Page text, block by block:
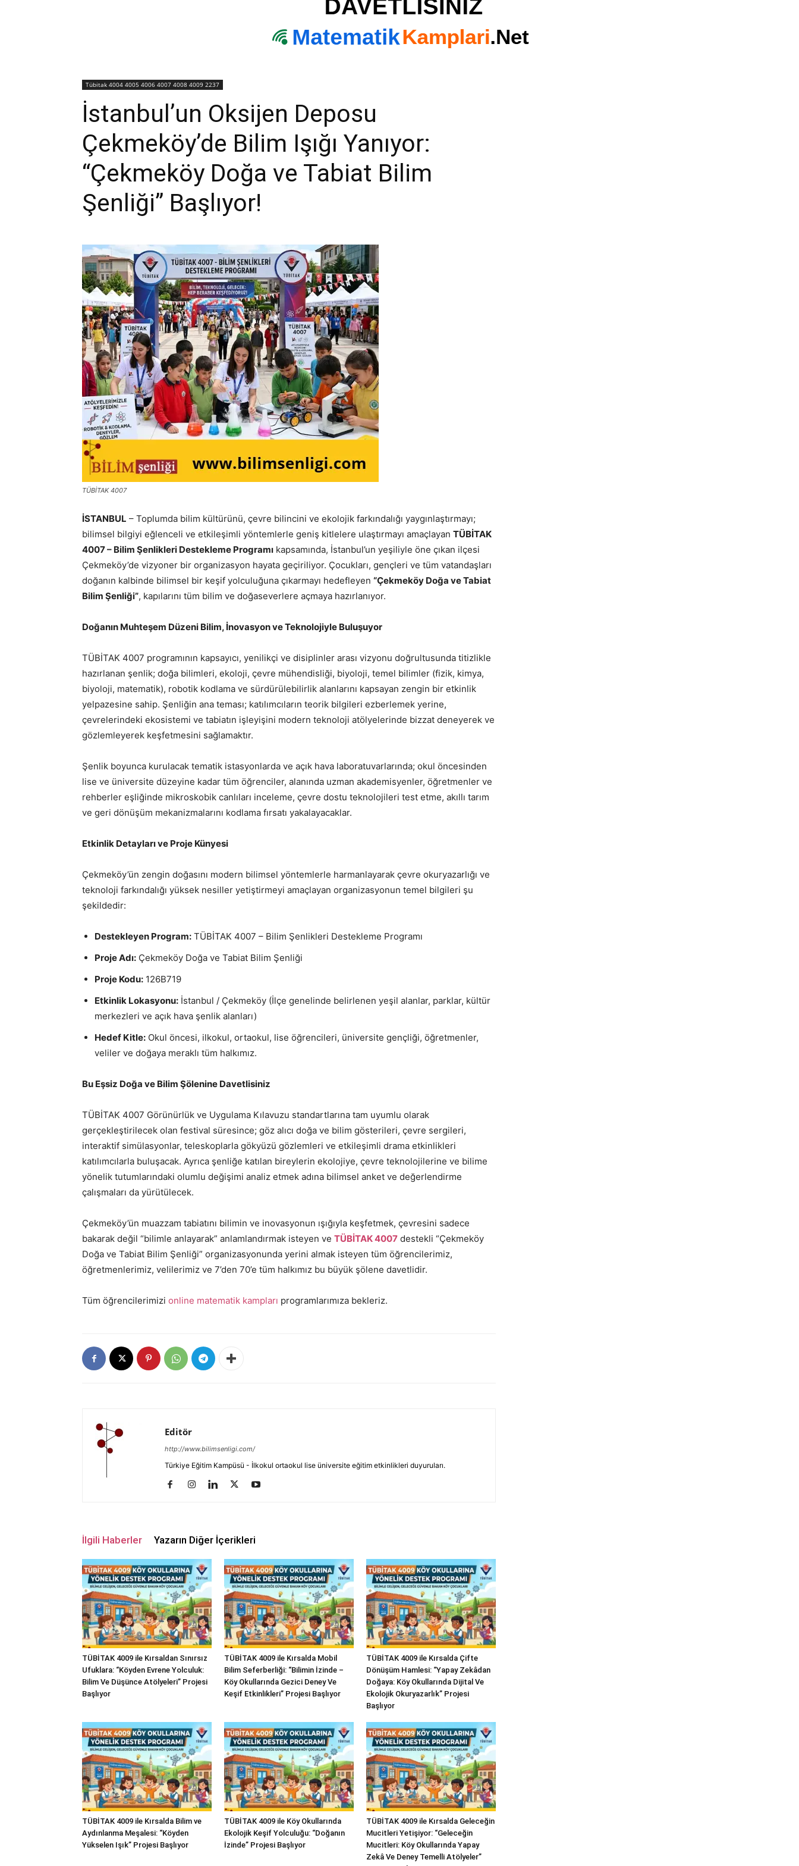
Tübitak 4004 4005 4006 4007 4008 4009 2237
İstanbul’un Oksijen Deposu
Çekmeköy’de Bilim Işığı Yanıyor:
“Çekmeköy Doğa ve Tabiat Bilim
Şenliği” Başlıyor!
TÜBİTAK 4007
İSTANBUL – Toplumda bilim kültürünü, çevre bilincini ve ekolojik farkındalığı yaygınlaştırmayı;
bilimsel bilgiyi eğlenceli ve etkileşimli yöntemlerle geniş kitlelere ulaştırmayı amaçlayan TÜBİTAK
4007 – Bilim Şenlikleri Destekleme Programı kapsamında, İstanbul’un yeşiliyle öne çıkan ilçesi
Çekmeköy’de vizyoner bir organizasyon hayata geçiriliyor. Çocukları, gençleri ve tüm vatandaşları
doğanın kalbinde bilimsel bir keşif yolculuğuna çıkarmayı hedefleyen “Çekmeköy Doğa ve Tabiat
Bilim Şenliği”, kapılarını tüm bilim ve doğaseverlere açmaya hazırlanıyor.
Doğanın Muhteşem Düzeni Bilim, İnovasyon ve Teknolojiyle Buluşuyor
TÜBİTAK 4007 programının kapsayıcı, yenilikçi ve disiplinler arası vizyonu doğrultusunda titizlikle
hazırlanan şenlik; doğa bilimleri, ekoloji, çevre mühendisliği, biyoloji, temel bilimler (fizik, kimya,
biyoloji, matematik), robotik kodlama ve sürdürülebilirlik alanlarını kapsayan zengin bir etkinlik
yelpazesine sahip. Şenliğin ana teması; katılımcıların teorik bilgileri ezberlemek yerine,
çevrelerindeki ekosistemi ve tabiatın işleyişini modern teknoloji atölyelerinde bizzat deneyerek ve
gözlemleyerek keşfetmesini sağlamaktır.
Şenlik boyunca kurulacak tematik istasyonlarda ve açık hava laboratuvarlarında; okul öncesinden
lise ve üniversite düzeyine kadar tüm öğrenciler, alanında uzman akademisyenler, öğretmenler ve
rehberler eşliğinde mikroskobik canlıları inceleme, çevre dostu teknolojileri test etme, akıllı tarım
ve geri dönüşüm mekanizmalarını kodlama fırsatı yakalayacaklar.
Etkinlik Detayları ve Proje Künyesi
Çekmeköy’ün zengin doğasını modern bilimsel yöntemlerle harmanlayarak çevre okuryazarlığı ve
teknoloji farkındalığı yüksek nesiller yetiştirmeyi amaçlayan organizasyonun temel bilgileri şu
şekildedir:
Destekleyen Program: TÜBİTAK 4007 – Bilim Şenlikleri Destekleme Programı
Proje Adı: Çekmeköy Doğa ve Tabiat Bilim Şenliği
Proje Kodu: 126B719
Etkinlik Lokasyonu: İstanbul / Çekmeköy (İlçe genelinde belirlenen yeşil alanlar, parklar, kültür
merkezleri ve açık hava şenlik alanları)
Hedef Kitle: Okul öncesi, ilkokul, ortaokul, lise öğrencileri, üniversite gençliği, öğretmenler,
veliler ve doğaya meraklı tüm halkımız.
Bu Eşsiz Doğa ve Bilim Şölenine Davetlisiniz
TÜBİTAK 4007 Görünürlük ve Uygulama Kılavuzu standartlarına tam uyumlu olarak
gerçekleştirilecek olan festival süresince; göz alıcı doğa ve bilim gösterileri, çevre sergileri,
interaktif simülasyonlar, teleskoplarla gökyüzü gözlemleri ve etkileşimli drama etkinlikleri
katılımcılarla buluşacak. Ayrıca şenliğe katılan bireylerin ekolojiye, çevre teknolojilerine ve bilime
yönelik tutumlarındaki olumlu değişimi analiz etmek adına bilimsel anket ve değerlendirme
çalışmaları da yürütülecek.
Çekmeköy’ün muazzam tabiatını bilimin ve inovasyonun ışığıyla keşfetmek, çevresini sadece
bakarak değil “bilimle anlayarak” anlamlandırmak isteyen ve TÜBİTAK 4007 destekli “Çekmeköy
Doğa ve Tabiat Bilim Şenliği” organizasyonunda yerini almak isteyen tüm öğrencilerimiz,
öğretmenlerimiz, velilerimiz ve 7’den 70’e tüm halkımız bu büyük şölene davetlidir.
Tüm öğrencilerimizi online matematik kampları programlarımıza bekleriz.
Editör
http://www.bilimsenligi.com/
Türkiye Eğitim Kampüsü - İlkokul ortaokul lise üniversite eğitim etkinlikleri duyuruları.
İlgili Haberler Yazarın Diğer İçerikleri
TÜBİTAK 4009 ile Kırsaldan Sınırsız
Ufuklara: “Köyden Evrene Yolculuk:
Bilim Ve Düşünce Atölyeleri” Projesi
Başlıyor
TÜBİTAK 4009 ile Kırsalda Mobil
Bilim Seferberliği: “Bilimin İzinde –
Köy Okullarında Gezici Deney Ve
Keşif Etkinlikleri” Projesi Başlıyor
TÜBİTAK 4009 ile Kırsalda Çifte
Dönüşüm Hamlesi: “Yapay Zekâdan
Doğaya: Köy Okullarında Dijital Ve
Ekolojik Okuryazarlık” Projesi
Başlıyor
TÜBİTAK 4009 ile Kırsalda Bilim ve
Aydınlanma Meşalesi: “Köyden
Yükselen Işık” Projesi Başlıyor
TÜBİTAK 4009 ile Köy Okullarında
Ekolojik Keşif Yolculuğu: “Doğanın
İzinde” Projesi Başlıyor
TÜBİTAK 4009 ile Kırsalda Geleceğin
Mucitleri Yetişiyor: “Geleceğin
Mucitleri: Köy Okullarında Yapay
Zekâ Ve Deney Temelli Atölyeler”